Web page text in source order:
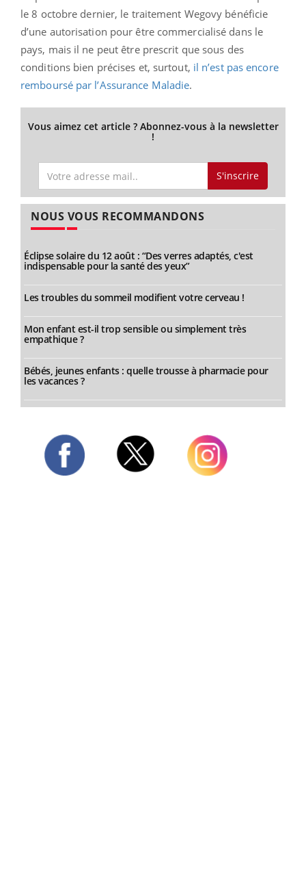
le 8 octobre dernier, le traitement Wegovy bénéficie
d’une autorisation pour être commercialisé dans le
pays, mais il ne peut être prescrit que sous des
conditions bien précises et, surtout, il n’est pas encore
remboursé par l’Assurance Maladie.
Vous aimez cet article ? Abonnez-vous à la newsletter
!
S'inscrire
NOUS VOUS RECOMMANDONS
Éclipse solaire du 12 août : “Des verres adaptés, c'est
indispensable pour la santé des yeux”
Les troubles du sommeil modifient votre cerveau !
Mon enfant est-il trop sensible ou simplement très
empathique ?
Bébés, jeunes enfants : quelle trousse à pharmacie pour
les vacances ?